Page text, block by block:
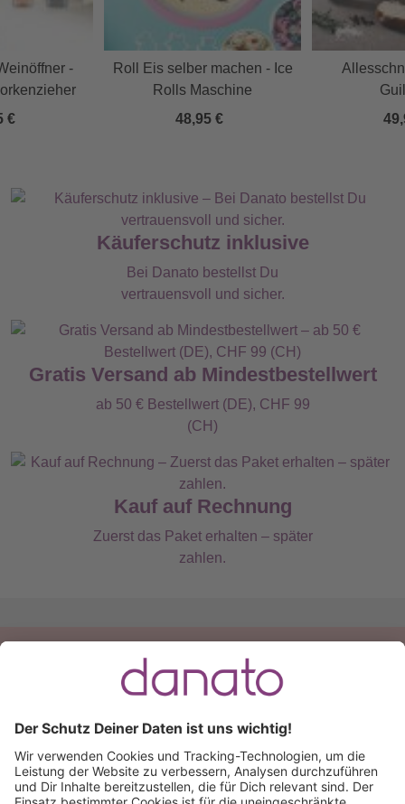
-
€
Roll Eis selber machen - Ice
Rolls Maschine
48,95 €
Käuferschutz inklusive
Bei Danato bestellst Du
vertrauensvoll und sicher.
Gratis Versand ab Mindestbestellwert
ab 50 € Bestellwert (DE), CHF 99
(CH)
Kauf auf Rechnung
Zuerst das Paket erhalten – später
zahlen.
Du hast eine Frage?
+49 (0) 511 51 56 0300
schreib uns eineE-Mail
Käuferschutz inklusive Kauf auf Rechnung